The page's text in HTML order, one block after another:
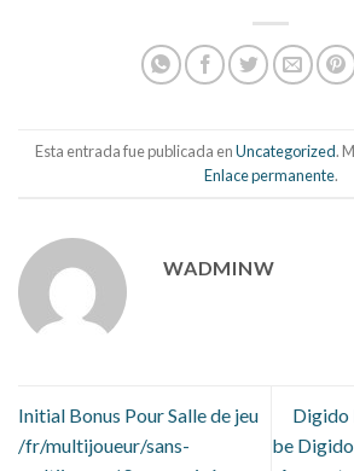
Esta entrada fue publicada enUncategorized.
Enlace permanente.
WADMINW
Initial Bonus Pour Salle de jeu
/fr/multijoueur/sans-
Digido
be